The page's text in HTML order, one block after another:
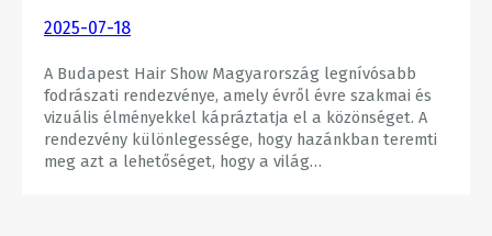
2025-07-18
A Budapest Hair Show Magyarország legnívósabb
fodrászati rendezvénye, amely évről évre szakmai és
vizuális élményekkel kápráztatja el a közönséget. A
rendezvény különlegessége, hogy hazánkban teremti
meg azt a lehetőséget, hogy a világ…